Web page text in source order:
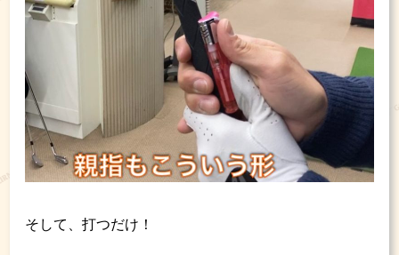
そして、打つだけ！